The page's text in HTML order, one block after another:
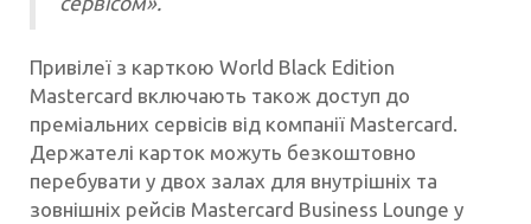
Привілеї з карткою World Black Edition
Mastercard включають також доступ до
преміальних сервісів від компанії Mastercard.
Держателі карток можуть безкоштовно
перебувати у двох залах для внутрішніх та
зовнішніх рейсів Mastercard Business Lounge у